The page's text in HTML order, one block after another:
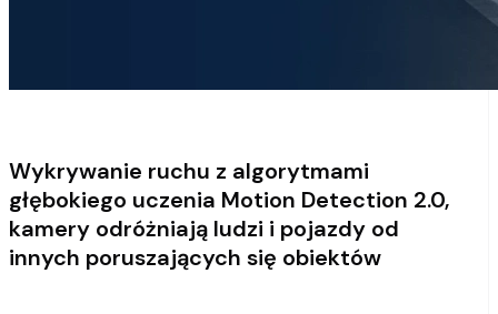
Wykrywanie ruchu z algorytmami
głębokiego uczenia Motion Detection 2.0,
kamery odróżniają ludzi i pojazdy od
innych poruszających się obiektów